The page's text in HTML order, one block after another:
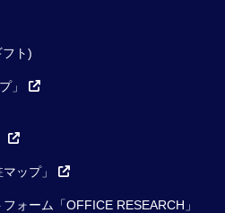
ト)
」
ップ」
ォーム「OFFICE RESEARCH」